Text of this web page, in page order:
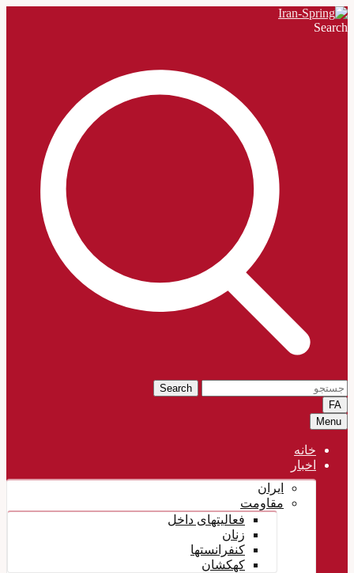
Search
Search
FA
Menu
خانه
اخبار
ایران
مقاومت
فعالیتهای داخل
زنان
کنفرانستها
کهکشان